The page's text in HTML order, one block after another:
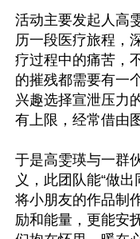
活动主要发起人高
历一段医疗旅程，
疗过程中的痛苦，
的摧残都需要有一
兴趣选择宣泄压力
有上限，经常借由
于是高雯瑛与一群
义，此团队能“做
将小朋友的作品制
励和能量，更能安